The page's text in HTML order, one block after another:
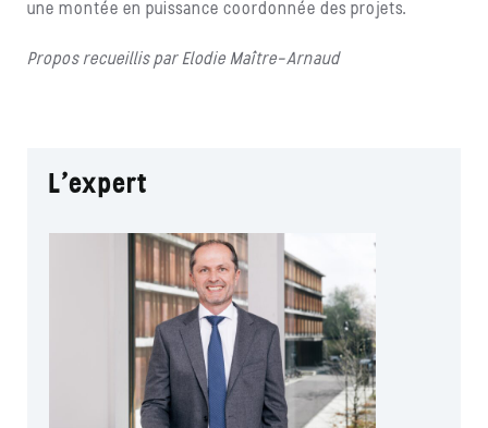
une montée en puissance coordonnée des projets.
Propos recueillis par Elodie Maître-Arnaud
L’expert